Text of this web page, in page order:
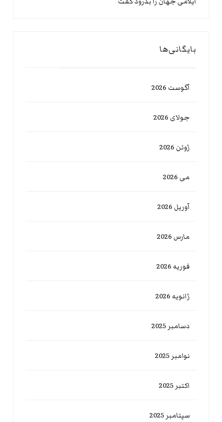
بایگانی‌ها
آگوست 2026
جولای 2026
ژوئن 2026
می 2026
آوریل 2026
مارس 2026
فوریه 2026
ژانویه 2026
دسامبر 2025
نوامبر 2025
اکتبر 2025
سپتامبر 2025